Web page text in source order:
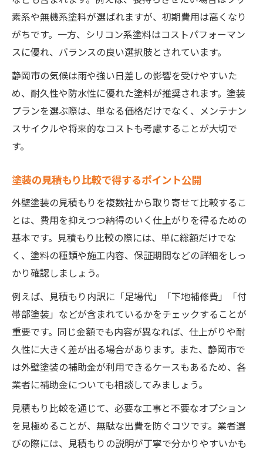
素系や無機系塗料が選ばれますが、初期費用は高くなり
がちです。一方、シリコン系塗料はコストパフォーマン
スに優れ、バランスの良い選択肢とされています。
静岡市の気候は雨や強い日差しの影響を受けやすいた
め、耐久性や防水性に優れた塗料が推奨されます。塗装
プランを選ぶ際は、単なる価格だけでなく、メンテナン
スサイクルや将来的なコストも考慮することが大切で
す。
塗装の見積もり比較で得するポイント公開
外壁塗装の見積もりを複数社から取り寄せて比較するこ
とは、費用を抑えつつ納得のいく仕上がりを得るための
基本です。見積もり比較の際には、単に総額だけでな
く、塗料の種類や施工内容、保証期間などの詳細をしっ
かり確認しましょう。
例えば、見積もり内訳に「足場代」「下地補修費」「付
帯部塗装」などが含まれているかをチェックすることが
重要です。同じ金額でも内容が異なれば、仕上がりや耐
久性に大きく差が出る場合があります。また、静岡市で
は外壁塗装の補助金が利用できるケースもあるため、各
業者に補助金についても相談してみましょう。
見積もり比較を通じて、必要な工事と不要なオプション
を見極めることが、無駄な出費を防ぐコツです。業者選
びの際には、見積もりの説明が丁寧で分かりやすいかも